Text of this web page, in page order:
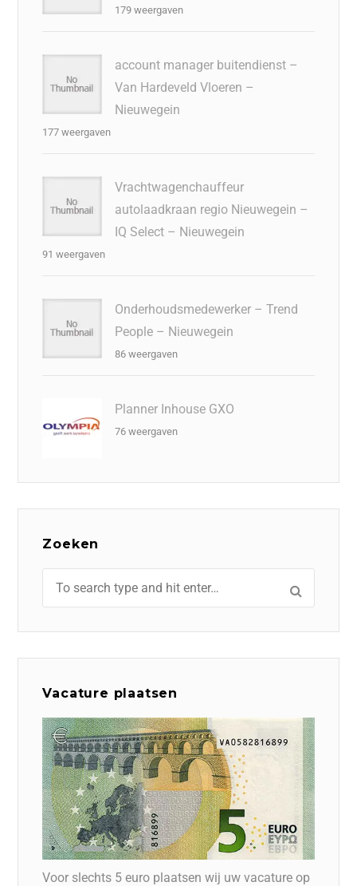
179 weergaven
account manager buitendienst –
Van Hardeveld Vloeren –
Nieuwegein
177 weergaven
Vrachtwagenchauffeur
autolaadkraan regio Nieuwegein –
IQ Select – Nieuwegein
91 weergaven
Onderhoudsmedewerker – Trend
People – Nieuwegein
86 weergaven
Planner Inhouse GXO
76 weergaven
Zoeken
Vacature plaatsen
Voor slechts 5 euro plaatsen wij uw vacature op